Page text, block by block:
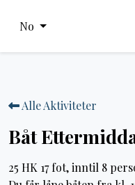
No
Alle Aktiviteter
Båt
25 HK 17 fot, inntil 8